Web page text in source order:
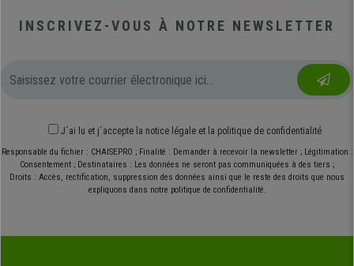
INSCRIVEZ-VOUS À NOTRE NEWSLETTER
J´ai lu et j´accepte la notice légale et la politique de confidentialité
Responsable du fichier : CHAISEPRO ; Finalité : Demander à recevoir la newsletter ; Légitimation :
Consentement ; Destinataires : Les données ne seront pas communiquées à des tiers ;
Droits : Accès, rectification, suppression des données ainsi que le reste des droits que nous
expliquons dans notre politique de confidentialité.